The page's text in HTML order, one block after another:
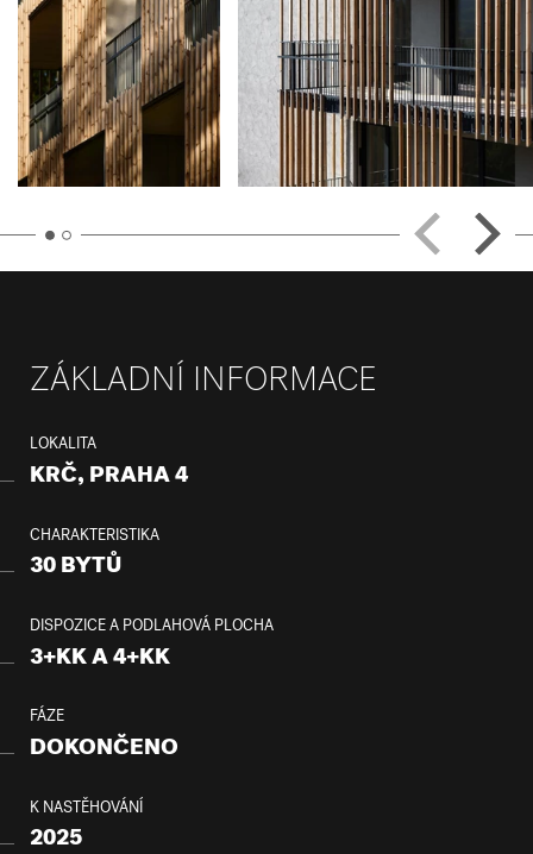
ZÁKLADNÍ INFORMACE
LOKALITA
KRČ, PRAHA 4
CHARAKTERISTIKA
30 BYTŮ
DISPOZICE A PODLAHOVÁ PLOCHA
3+KK A 4+KK
FÁZE
DOKONČENO
K NASTĚHOVÁNÍ
2025